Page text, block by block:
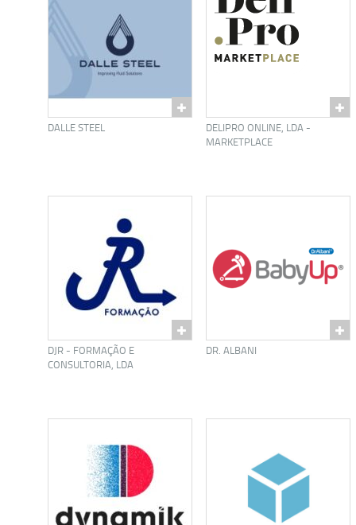
DALLE STEEL
DELIPRO ONLINE, LDA -
MARKETPLACE
DJR - FORMAÇÃO E
CONSULTORIA, LDA
DR. ALBANI